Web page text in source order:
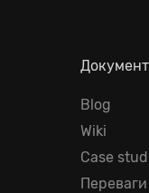
Blog
Wiki
Case
Переваги